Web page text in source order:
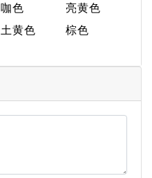
咖色
亮黄色
土黄色 棕色